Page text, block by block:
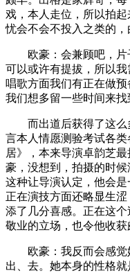
戏，本人走位，所以拍
忧会不会不投入之类的，
欧豪：会兼顾吧，片
可以或许有提拔，所以我
唱歌方面我们有正在做
我们想多留一些时间来找
而出道后获得了这么
言本人情愿测验考试各
居》，本来导演卓韵芝
豪，没想到，拍摄的时候
这种让导演认定，他会
正在演技方面还略显生
添了几分喜感。正在这
敬业的立场，也令他收获
欧豪：我反而会感觉
出、去。她本身的性格就